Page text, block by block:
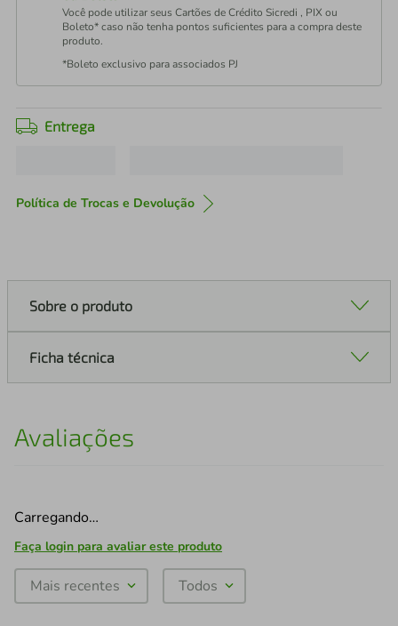
Você pode utilizar seus Cartões de Crédito Sicredi , PIX ou
Boleto* caso não tenha pontos suficientes para a compra deste
produto.
*Boleto exclusivo para associados PJ
Entrega
Política de Trocas e Devolução
Sobre o produto
Ficha técnica
Avaliações
Carregando…
Faça login para avaliar este produto
Mais recentes Todos